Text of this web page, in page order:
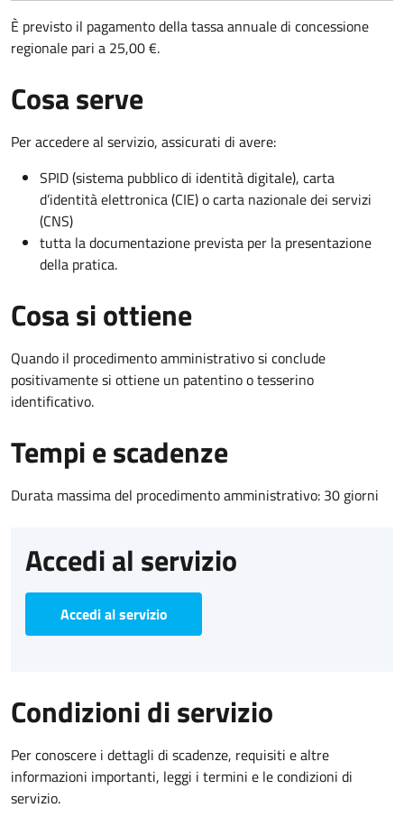
È previsto il pagamento della tassa annuale di concessione
regionale pari a 25,00 €.
Cosa serve
Per accedere al servizio, assicurati di avere:
SPID (sistema pubblico di identità digitale), carta
d’identità elettronica (CIE) o carta nazionale dei servizi
(CNS)
tutta la documentazione prevista per la presentazione
della pratica.
Cosa si ottiene
Quando il procedimento amministrativo si conclude
positivamente si ottiene un patentino o tesserino
identificativo.
Tempi e scadenze
Durata massima del procedimento amministrativo: 30 giorni
Accedi al servizio
Accedi al servizio
Condizioni di servizio
Per conoscere i dettagli di scadenze, requisiti e altre
informazioni importanti, leggi i termini e le condizioni di
servizio.